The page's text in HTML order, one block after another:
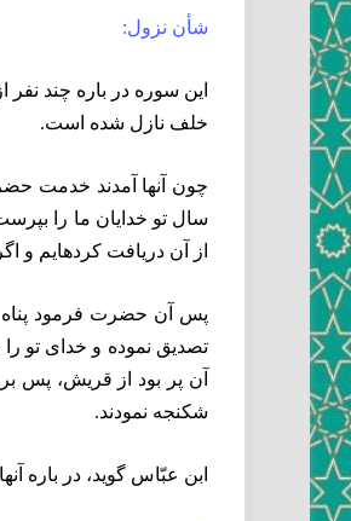
شأن نزول:
اين سوره در باره چند
خلف نازل شده است.
چون آنها آمدند خدمت
سال تو خدايان ما را
از آن دريافت كرده‏ايم و
پس آن حضرت فرمود پناه
تصديق نموده و خداى تو
آن پر بود از قريش، پس
شكنجه نمودند.
ابن عبّاس گويد، در باره